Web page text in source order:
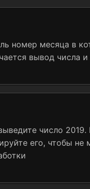
номер месяца в
вывод числа и
число 2019.
его, чтобы не